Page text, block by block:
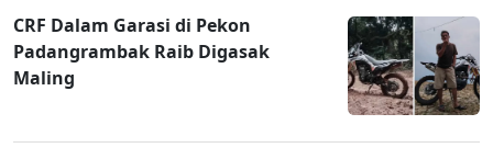
CRF Dalam Garasi di Pekon
Padangrambak Raib Digasak
Maling